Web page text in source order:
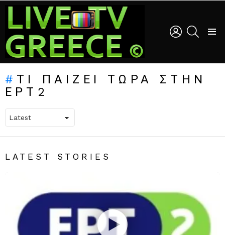
LOGIN
ΤΙ ΠΑΙΖΕΙ ΤΩΡΑ ΣΤΗΝ
ΕΡΤ2
LATEST STORIES